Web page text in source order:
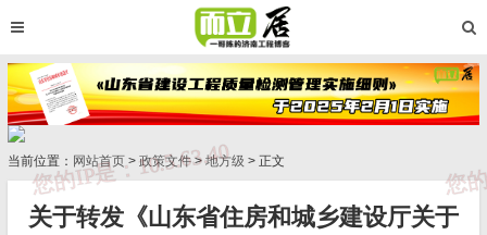
当前位置： 网站首页 > 政策文件>地方级 > 正文
关于转发《山东省住房和城乡建设厅关于